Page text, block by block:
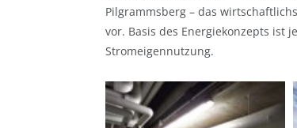
Pilgrammsberg – das
vor. Basis des Energiekonzepts ist
Stromeigennutzung.